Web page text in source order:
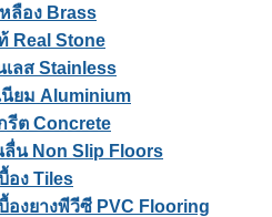
ลือง Brass
Real Stone
เลส Stainless
นียม Aluminium
รีต Concrete
น Non Slip Floors
อง Tiles
องยางพีวีซี PVC Flooring